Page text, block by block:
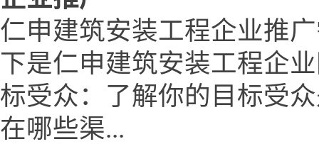
仁申建筑安装工程企业推
下是仁申建筑安装工程企
标受众：了解你的目标受
在哪些渠...